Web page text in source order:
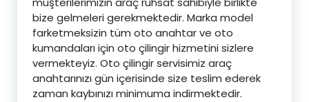
bize gelmeleri gerekmektedir. Marka model
farketmeksizin tüm oto anahtar ve oto
kumandaları için oto çilingir hizmetini sizlere
vermekteyiz. Oto çilingir servisimiz araç
anahtarınızı gün içerisinde size teslim ederek
zaman kaybınızı minimuma indirmektedir.